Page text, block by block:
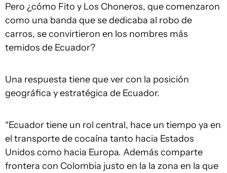
Pero ¿cómo Fito y Los Choneros, que comenzaron
como una banda que se dedicaba al robo de
carros, se convirtieron en los nombres más
temidos de Ecuador?
Una respuesta tiene que ver con la posición
geográfica y estratégica de Ecuador.
“Ecuador tiene un rol central, hace un tiempo ya en
el transporte de cocaína tanto hacia Estados
Unidos como hacia Europa. Además comparte
frontera con Colombia justo en la la zona en la que